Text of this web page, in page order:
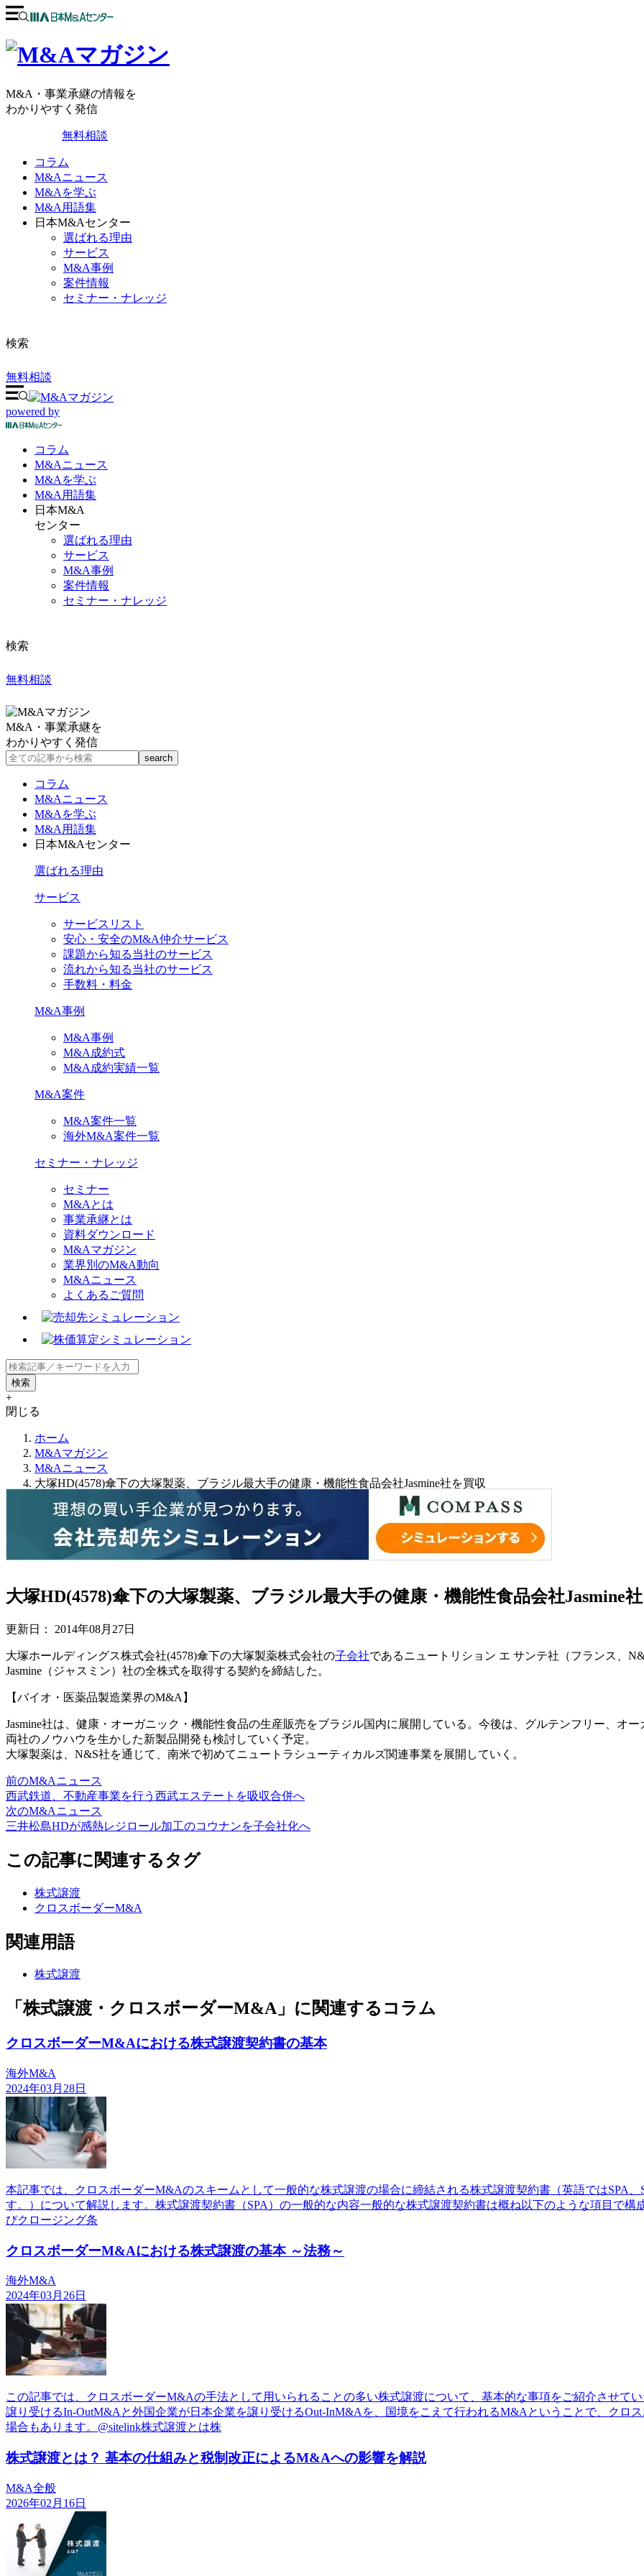
M&A・事業承継の情報を
わかりやすく発信
無料相談
コラム
M&Aニュース
M&Aを学ぶ
M&A用語集
日本M&Aセンター
選ばれる理由
サービス
M&A事例
案件情報
セミナー・ナレッジ
検索
無料相談
powered by
コラム
M&Aニュース
M&Aを学ぶ
M&A 用語集
日本M&A
センター
選ばれる理由
サービス
M&A事例
案件情報
セミナー・ナレッジ
検索
無料相談
M&A・事業承継を
わかりやすく発信
コラム
M&Aニュース
M&Aを学ぶ
M&A用語集
日本M&Aセンター
選ばれる理由
サービス
サービスリスト
安心・安全のM&A仲介サービス
課題から知る当社のサービス
流れから知る当社のサービス
手数料・料金
M&A事例
M&A事例
M&A成約式
M&A成約実績一覧
M&A案件
M&A案件一覧
海外M&A案件一覧
セミナー・ナレッジ
セミナー
M&Aとは
事業承継とは
資料ダウンロード
M&Aマガジン
業界別のM&A動向
M&Aニュース
よくあるご質問
+
閉じる
ホーム
M&Aマガジン
M&Aニュース
大塚HD(4578)傘下の大塚製薬、ブラジル最大手の健康・機能性食品会社Jasmine社を買収
大塚HD(4578)傘下の大塚製薬、ブラジル最大手の健康・機能性食品会社Jasmine
更新日： 2014年08月27日
大塚ホールディングス株式会社(4578)傘下の大塚製薬株式会社の子会社であるニュートリション エ サンテ社（フランス、
Jasmine（ジャスミン）社の全株式を取得する契約を締結した。
【バイオ・医薬品製造業界のM&A】
Jasmine社は、健康・オーガニック・機能性食品の生産販売をブラジル国内に展開している。今後は、グルテンフリー、オ
両社のノウハウを生かした新製品開発も検討していく予定。
大塚製薬は、N&S社を通じて、南米で初めてニュートラシューティカルズ関連事業を展開していく。
前のM&Aニュース
西武鉄道、不動産事業を行う西武エステートを吸収合併へ
次のM&Aニュース
三井松島HDが感熱レジロール加工のコウナンを子会社化へ
この記事に関連するタグ
株式譲渡
クロスボーダーM&A
関連用語
株式譲渡
「株式譲渡・クロスボーダーM&A」に関連するコラム
クロスボーダーM&Aにおける株式譲渡契約書の基本
海外M&A
2024年03月28日
本記事では、クロスボーダーM&Aのスキームとして一般的な株式譲渡の場合に締結される株式譲渡契約書（英語ではSPA、
す。）について解説します。株式譲渡契約書（SPA）の一般的な内容一般的な株式譲渡契約書は概ね以下のような項目で
びクロージング条
クロスボーダーM&Aにおける株式譲渡の基本 ～法務～
海外M&A
2024年03月26日
この記事では、クロスボーダーM&Aの手法として用いられることの多い株式譲渡について、基本的な事項をご紹介させて
譲り受けるIn-OutM&Aと外国企業が日本企業を譲り受けるOut-InM&Aを、国境をこえて行われるM&Aということで、クロ
場合もあります。@sitelink株式譲渡とは株
株式譲渡とは？ 基本の仕組みと税制改正によるM&Aへの影響を解説
M&A全般
2026年02月16日